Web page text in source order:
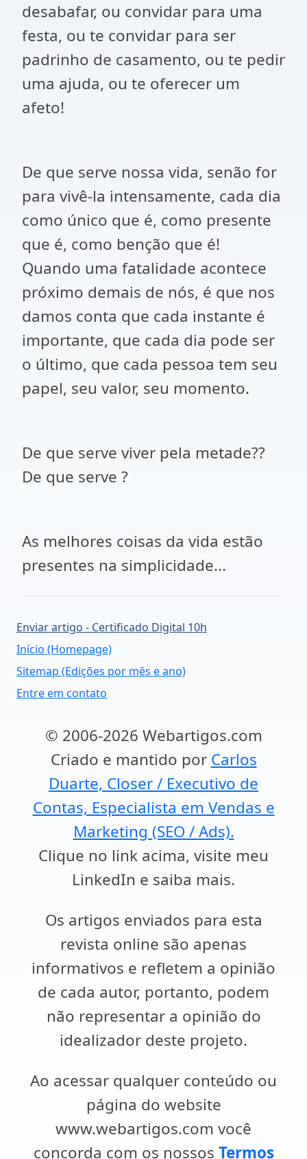
desabafar, ou convidar para uma
festa, ou te convidar para ser
padrinho de casamento, ou te pedir
uma ajuda, ou te oferecer um
afeto!
De que serve nossa vida, senão for
para vivê-la intensamente, cada dia
como único que é, como presente
que é, como benção que é!
Quando uma fatalidade acontece
próximo demais de nós, é que nos
damos conta que cada instante é
importante, que cada dia pode ser
o último, que cada pessoa tem seu
papel, seu valor, seu momento.
De que serve viver pela metade??
De que serve ?
As melhores coisas da vida estão
presentes na simplicidade...
Enviar artigo - Certificado Digital 10h
Início (Homepage)
Sitemap (Edições por mês e ano)
Entre em contato
© 2006-2026 Webartigos.com
Criado e mantido por Carlos
Duarte, Closer / Executivo de
Contas, Especialista em Vendas e
Marketing (SEO / Ads).
Clique no link acima, visite meu
LinkedIn e saiba mais.
Os artigos enviados para esta
revista online são apenas
informativos e refletem a opinião
de cada autor, portanto, podem
não representar a opinião do
idealizador deste projeto.
Ao acessar qualquer conteúdo ou
página do website
www.webartigos.com você
concorda com os nossos Termos